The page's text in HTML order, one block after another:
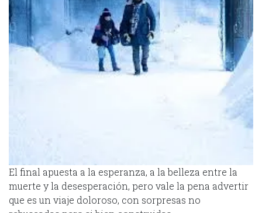
El final apuesta a la esperanza, a la belleza entre la
muerte y la desesperación, pero vale la pena advertir
que es un viaje doloroso, con sorpresas no